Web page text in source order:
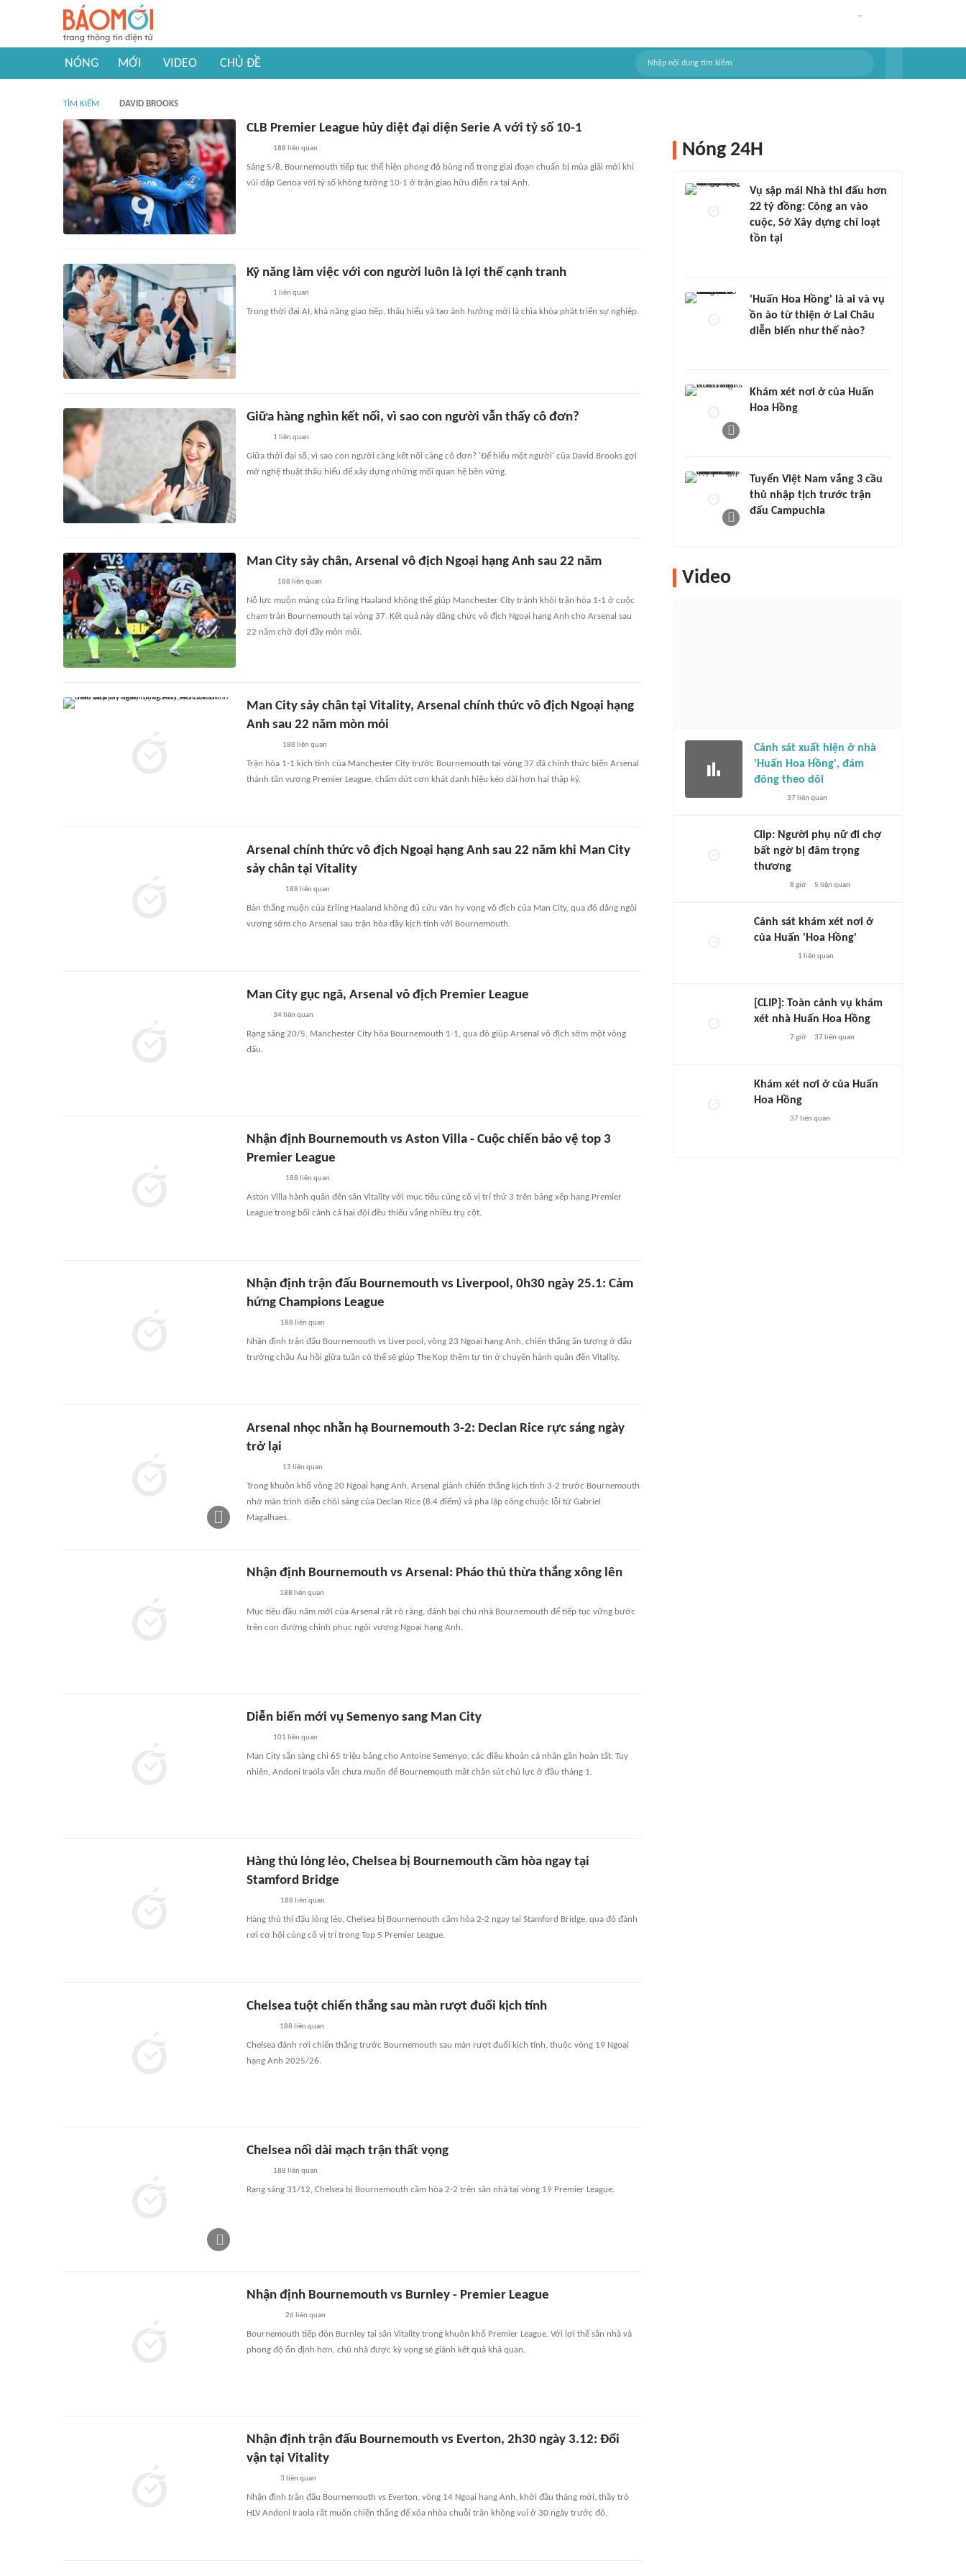
NÓNG MỚI VIDEO CHỦ ĐỀ
TÌM KIẾM DAVID BROOKS
CLB Premier League hủy diệt đại diện Serie A với tỷ số 10-1
188 liên quan
Sáng 5/8, Bournemouth tiếp tục thể hiện phong độ bùng nổ trong giai đoạn chuẩn bị mùa giải mới khi
vùi dập Genoa với tỷ số không tưởng 10-1 ở trận giao hữu diễn ra tại Anh.
Kỹ năng làm việc với con người luôn là lợi thế cạnh tranh
1 liên quan
Trong thời đại AI, khả năng giao tiếp, thấu hiểu và tạo ảnh hưởng mới là chìa khóa phát triển sự nghiệp.
Giữa hàng nghìn kết nối, vì sao con người vẫn thấy cô đơn?
1 liên quan
Giữa thời đại số, vì sao con người càng kết nối càng cô đơn? 'Để hiểu một người' của David Brooks gợi
mở nghệ thuật thấu hiểu để xây dựng những mối quan hệ bền vững.
Man City sảy chân, Arsenal vô địch Ngoại hạng Anh sau 22 năm
188 liên quan
Nỗ lực muộn màng của Erling Haaland không thể giúp Manchester City tránh khỏi trận hòa 1-1 ở cuộc
chạm trán Bournemouth tại vòng 37. Kết quả này dâng chức vô địch Ngoại hạng Anh cho Arsenal sau
22 năm chờ đợi đầy mòn mỏi.
Man City sảy chân tại Vitality, Arsenal chính thức vô địch Ngoại hạng
Anh sau 22 năm mòn mỏi
188 liên quan
Trận hòa 1-1 kịch tính của Manchester City trước Bournemouth tại vòng 37 đã chính thức biến Arsenal
thành tân vương Premier League, chấm dứt cơn khát danh hiệu kéo dài hơn hai thập kỷ.
Arsenal chính thức vô địch Ngoại hạng Anh sau 22 năm khi Man City
sảy chân tại Vitality
188 liên quan
Bàn thắng muộn của Erling Haaland không đủ cứu vãn hy vọng vô địch của Man City, qua đó dâng ngôi
vương sớm cho Arsenal sau trận hòa đầy kịch tính với Bournemouth.
Man City gục ngã, Arsenal vô địch Premier League
34liên quan
Rạng sáng 20/5, Manchester City hòa Bournemouth 1-1, qua đó giúp Arsenal vô địch sớm một vòng
đấu.
Nhận định Bournemouth vs Aston Villa - Cuộc chiến bảo vệ top 3
Premier League
188 liên quan
Aston Villa hành quân đến sân Vitality với mục tiêu củng cố vị trí thứ 3 trên bảng xếp hạng Premier
League trong bối cảnh cả hai đội đều thiếu vắng nhiều trụ cột.
Nhận định trận đấu Bournemouth vs Liverpool, 0h30 ngày 25.1: Cảm
hứng Champions League
188 liên quan
Nhận định trận đấu Bournemouth vs Liverpool, vòng 23 Ngoại hạng Anh, chiến thắng ấn tượng ở đấu
trường châu Âu hồi giữa tuần có thể sẽ giúp The Kop thêm tự tin ở chuyến hành quân đến Vitality.
Arsenal nhọc nhằn hạ Bournemouth 3-2: Declan Rice rực sáng ngày
trở lại
13 liên quan
Trong khuôn khổ vòng 20 Ngoại hạng Anh, Arsenal giành chiến thắng kịch tính 3-2 trước Bournemouth
nhờ màn trình diễn chói sáng của Declan Rice (8.4 điểm) và pha lập công chuộc lỗi từ Gabriel
Magalhaes.
Nhận định Bournemouth vs Arsenal: Pháo thủ thừa thắng xông lên
188 liên quan
Mục tiêu đầu năm mới của Arsenal rất rõ ràng, đánh bại chủ nhà Bournemouth để tiếp tục vững bước
trên con đường chinh phục ngôi vương Ngoại hạng Anh.
Diễn biến mới vụ Semenyo sang Man City
101 liên quan
Man City sẵn sàng chi 65 triệu bảng cho Antoine Semenyo, các điều khoản cá nhân gần hoàn tất. Tuy
nhiên, Andoni Iraola vẫn chưa muốn để Bournemouth mất chân sút chủ lực ở đầu tháng 1.
Hàng thủ lỏng lẻo, Chelsea bị Bournemouth cầm hòa ngay tại
Stamford Bridge
188 liên quan
Hàng thủ thi đấu lỏng lẻo, Chelsea bị Bournemouth cầm hòa 2-2 ngay tại Stamford Bridge, qua đó đánh
rơi cơ hội củng cố vị trí trong Top 5 Premier League.
Chelsea tuột chiến thắng sau màn rượt đuổi kịch tính
188 liên quan
Chelsea đánh rơi chiến thắng trước Bournemouth sau màn rượt đuổi kịch tính, thuộc vòng 19 Ngoại
hạng Anh 2025/26.
Chelsea nối dài mạch trận thất vọng
188 liên quan
Rạng sáng 31/12, Chelsea bị Bournemouth cầm hòa 2-2 trên sân nhà tại vòng 19 Premier League.
Nhận định Bournemouth vs Burnley - Premier League
26 liên quan
Bournemouth tiếp đón Burnley tại sân Vitality trong khuôn khổ Premier League. Với lợi thế sân nhà và
phong độ ổn định hơn, chủ nhà được kỳ vọng sẽ giành kết quả khả quan.
Nhận định trận đấu Bournemouth vs Everton, 2h30 ngày 3.12: Đổi
vận tại Vitality
3 liên quan
Nhận định trận đấu Bournemouth vs Everton, vòng 14 Ngoại hạng Anh, khởi đầu tháng mới, thầy trò
HLV Andoni Iraola rất muốn chiến thắng để xóa nhòa chuỗi trận không vui ở 30 ngày trước đó.
Nóng 24H
Vụ sập mái Nhà thi đấu hơn
22 tỷ đồng: Công an vào
cuộc, Sở Xây dựng chỉ loạt
tồn tại
'Huấn Hoa Hồng' là ai và vụ
ồn ào từ thiện ở Lai Châu
diễn biến như thế nào?
Khám xét nơi ở của Huấn
Hoa Hồng
Tuyển Việt Nam vắng 3 cầu
thủ nhập tịch trước trận
đấu Campuchia
Video
Cảnh sát xuất hiện ở nhà
'Huấn Hoa Hồng', đám
đông theo dõi
37liên quan
Clip: Người phụ nữ đi chợ
bất ngờ bị đâm trọng
thương
8 giờ 5 liên quan
Cảnh sát khám xét nơi ở
của Huấn 'Hoa Hồng'
1 liên quan
[CLIP]: Toàn cảnh vụ khám
xét nhà Huấn Hoa Hồng
7 giờ 37liên quan
Khám xét nơi ở của Huấn
Hoa Hồng
37liên quan